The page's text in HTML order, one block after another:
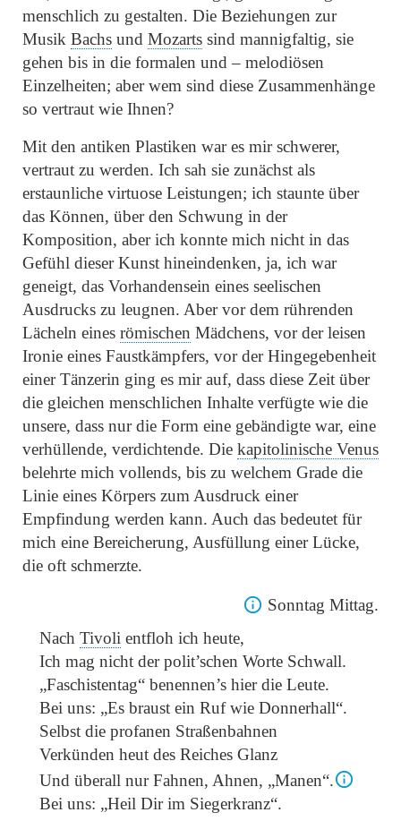
menschlich zu gestalten. Die Beziehungen zur
Musik Bachs und Mozarts sind mannigfaltig, sie
gehen bis in die formalen und – melodiösen
Einzelheiten; aber wem sind diese Zusammenhänge
so vertraut wie Ihnen?
Mit den antiken Plastiken war es mir schwerer,
vertraut zu werden. Ich sah sie zunächst als
erstaunliche virtuose Leistungen; ich staunte über
das Können, über den Schwung in der
Komposition, aber ich konnte mich nicht in das
Gefühl dieser Kunst hineindenken, ja, ich war
geneigt, das Vorhandensein eines seelischen
Ausdrucks zu leugnen. Aber vor dem rührenden
Lächeln eines römischen Mädchens, vor der leisen
Ironie eines Faustkämpfers, vor der Hingegebenheit
einer Tänzerin ging es mir auf, dass diese Zeit über
die gleichen menschlichen Inhalte verfügte wie die
unsere, dass nur die Form eine gebändigte war, eine
verhüllende, verdichtende. Die kapitolinische Venus
belehrte mich vollends, bis zu welchem Grade die
Linie eines Körpers zum Ausdruck einer
Empfindung werden kann. Auch das bedeutet für
mich eine Bereicherung, Ausfüllung einer Lücke,
die oft schmerzte.
Sonntag Mittag.
NachTivoli entfloh ich heute,
Ich mag nicht der polit’schen Worte Schwall.
„Faschistentag“ benennen’s hier die Leute.
Bei uns: „Es braust ein Ruf wie Donnerhall“.
Selbst die profanen Straßenbahnen
Verkünden heut des Reiches Glanz
Und überall nur Fahnen, Ahnen, „Manen“.
Bei uns: „Heil Dir im Siegerkranz“.